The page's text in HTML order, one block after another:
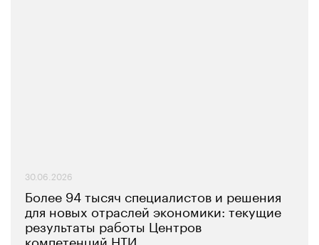
30.06.2026
Более 94 тысяч специалистов и решения
для новых отраслей экономики: текущие
результаты работы Центров
компетенций НТИ